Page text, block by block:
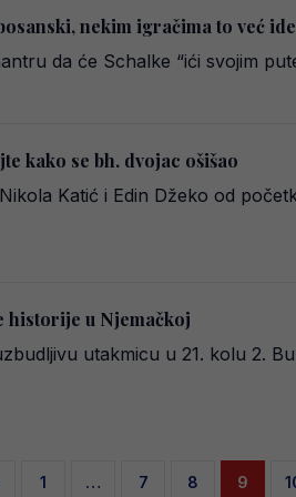
nekim igračima to već
da će Schalke “ići svojim
kako se bh. dvojac ošišao
Katić i Edin Džeko od
historije u Njemačkoj
utakmicu u 21. kolu 2.
1 … 7 8 9